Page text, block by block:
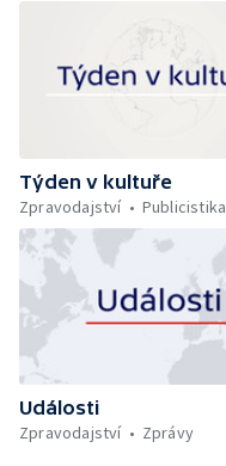
Týden v kultuře
Zpravodajství
Publicistika
Události
Zpravodajství
Zprávy